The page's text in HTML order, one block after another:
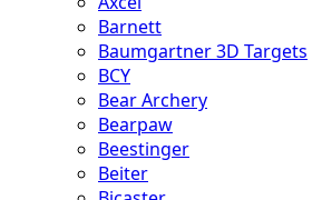
Barnett
Baumgartner 3D Targets
BCY
Bear Archery
Bearpaw
Beestinger
Beiter